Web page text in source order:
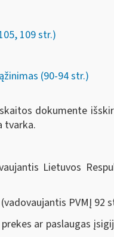
109 str.)
(90-94 str.)
dokumente
tvarka.
Lietuvos
PVMĮ 92
ar paslaugas